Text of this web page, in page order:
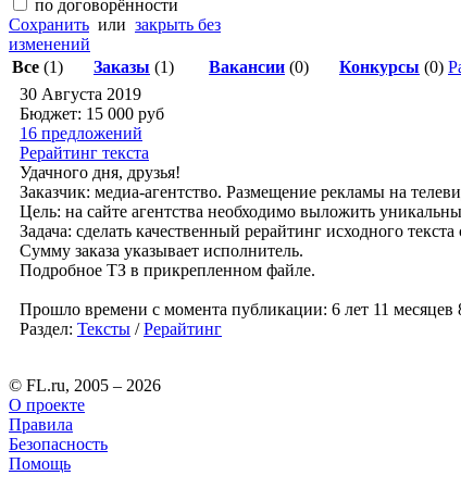
по договорённости
Сохранить или закрыть без
изменений
Все (1) Заказы (1) Вакансии (0) Конкурсы (0)
30 Августа 2019
Бюджет: 15 000 руб
16 предложений
Рерайтинг текста
Удачного дня, друзья!
Заказчик: медиа-агентство. Размещение рекламы на
Цель: на сайте агентства необходимо выложить
Задача: сделать качественный рерайтинг исходного
Сумму заказа указывает исполнитель.
Подробное ТЗ в прикрепленном файле.
Прошло времени с момента публикации: 6 лет 11 месяцев
Раздел: Тексты /Рерайтинг
© FL.ru, 2005 – 2026
О проекте
Правила
Безопасность
Помощь